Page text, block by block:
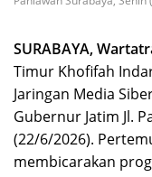
SURABAYA,
Timur Khofifah
Jaringan Media
Gubernur Jatim Jl.
(22/6/2026).
membicarakan